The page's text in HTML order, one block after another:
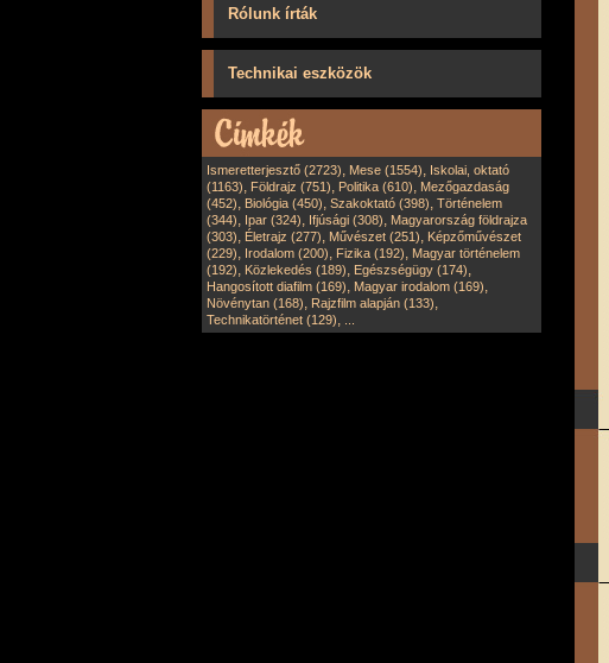
Rólunk írták
Technikai eszközök
Ismeretterjesztő (2723), Mese (1554), Iskolai, oktató
(1163), Földrajz (751), Politika (610), Mezőgazdaság
(452), Biológia (450), Szakoktató (398), Történelem
(344), Ipar (324), Ifjúsági (308), Magyarország földrajza
(303), Életrajz (277), Művészet (251), Képzőművészet
(229), Irodalom (200), Fizika (192), Magyar történelem
(192), Közlekedés (189), Egészségügy (174),
Hangosított diafilm (169), Magyar irodalom (169),
Növénytan (168), Rajzfilm alapján (133),
Technikatörténet (129),